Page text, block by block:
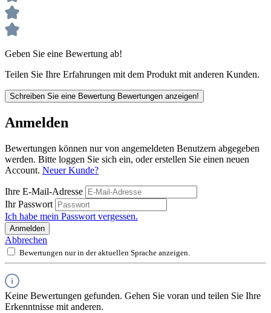
Geben Sie eine Bewertung ab!
Teilen Sie Ihre Erfahrungen mit dem Produkt mit anderen Kunden.
Schreiben Sie eine Bewertung Bewertungen anzeigen!
Anmelden
Bewertungen können nur von angemeldeten Benutzern abgegeben
werden. Bitte loggen Sie sich ein, oder erstellen Sie einen neuen
Account. Neuer Kunde?
Ihre E-Mail-Adresse
Ihr Passwort
Ich habe mein Passwort vergessen.
Anmelden
Abbrechen
Bewertungen nur in der aktuellen Sprache anzeigen.
Keine Bewertungen gefunden. Gehen Sie voran und teilen Sie Ihre
Erkenntnisse mit anderen.